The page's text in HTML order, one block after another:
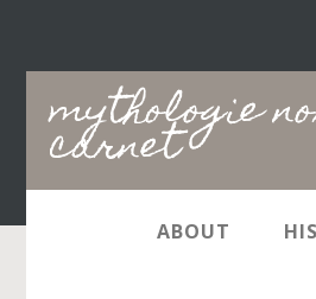
mythologie
carnet
Main
navigation
ABOUT